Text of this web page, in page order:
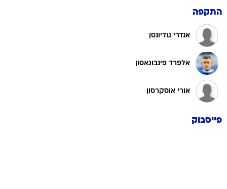
התקפה
אנדרי גודיונסן
אלפרד פינבוגאסון
אורי אוסקרסון
פייסבוק